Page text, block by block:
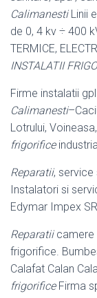
CalimanestiLinii
de 0, 4 kv ÷ 400
TERMICE,
INSTALATII
Firme instalatii
Calimanesti–
Lotrului,
frigorifice
Reparatii, service
Instalatori si
Edymar Impex
Reparatiicamere
frigorifice.
Calafat Calan
frigorificeFirma